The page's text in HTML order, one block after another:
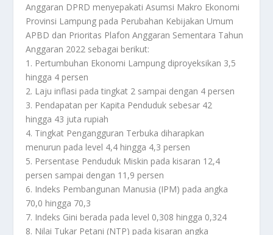
Anggaran DPRD menyepakati Asumsi Makro Ekonomi
Provinsi Lampung pada Perubahan Kebijakan Umum
APBD dan Prioritas Plafon Anggaran Sementara Tahun
Anggaran 2022 sebagai berikut:
1. Pertumbuhan Ekonomi Lampung diproyeksikan 3,5
hingga 4 persen
2. Laju inflasi pada tingkat 2 sampai dengan 4 persen
3. Pendapatan per Kapita Penduduk sebesar 42
hingga 43 juta rupiah
4. Tingkat Pengangguran Terbuka diharapkan
menurun pada level 4,4 hingga 4,3 persen
5. Persentase Penduduk Miskin pada kisaran 12,4
persen sampai dengan 11,9 persen
6. Indeks Pembangunan Manusia (IPM) pada angka
70,0 hingga 70,3
7. Indeks Gini berada pada level 0,308 hingga 0,324
8. Nilai Tukar Petani (NTP) pada kisaran angka